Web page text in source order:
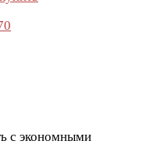
с экономными